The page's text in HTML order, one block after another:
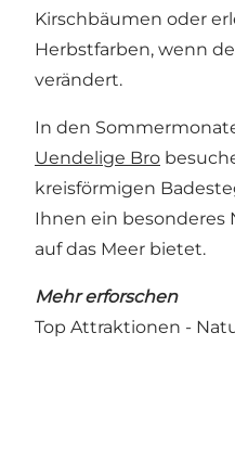
Kirschbäumen oder
Herbstfarben, wenn
verändert.
In den
Uendelige Bro
kreisförmigen
Ihnen ein besonderes
auf das Meer bietet.
Mehr erforschen
Top Attraktionen -